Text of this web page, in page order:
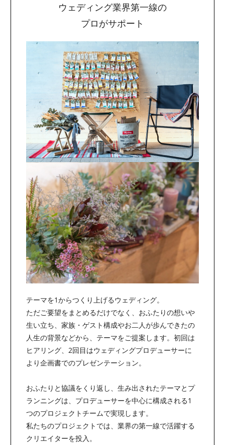
ウェディング業界第一線の
プロがサポート
テーマを1からつくり上げるウェディング。
ただご要望をまとめるだけでなく、おふたりの想いや
生い立ち、家族・ゲスト構成やお二人が歩んできたの
人生の背景などから、テーマをご提案します。初回は
ヒアリング、2回目はウェディングプロデューサーに
より企画書でのプレゼンテーション。
おふたりと協議をくり返し、生み出されたテーマとプ
ランニングは、プロデューサーを中心に構成される1
つのプロジェクトチームで実現します。
私たちのプロジェクトでは、業界の第一線で活躍する
クリエイターを投入。